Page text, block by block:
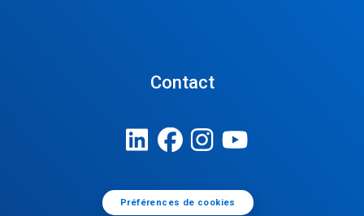
Contact
Préférences de cookies